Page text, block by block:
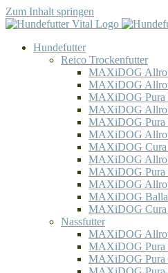
Zum Inhalt springen
Hundefutter
Reico Trockenfutter
MAXiDOG
MAXiDOG
MAXiDOG Pura
MAXiDOG
MAXiDOG Pura
MAXiDOG
MAXiDOG Cura
MAXiDOG
MAXiDOG Pura
MAXiDOG
MAXiDOG
MAXiDOG Cura
Nassfutter
MAXiDOG
MAXiDOG Pura
MAXiDOG Pura